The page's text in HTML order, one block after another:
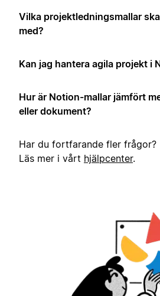
Vilka projektledningsmallar
med?
Kan jag hantera agila projekt i
Hur är Notion-mallar jämfört
eller dokument?
Har du fortfarande fler frågor?
Läs mer i vårt hjälpcenter.